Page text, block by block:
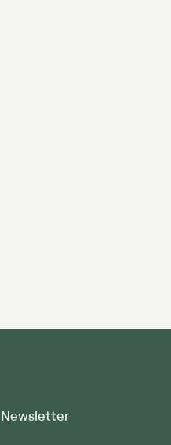
Newsletter